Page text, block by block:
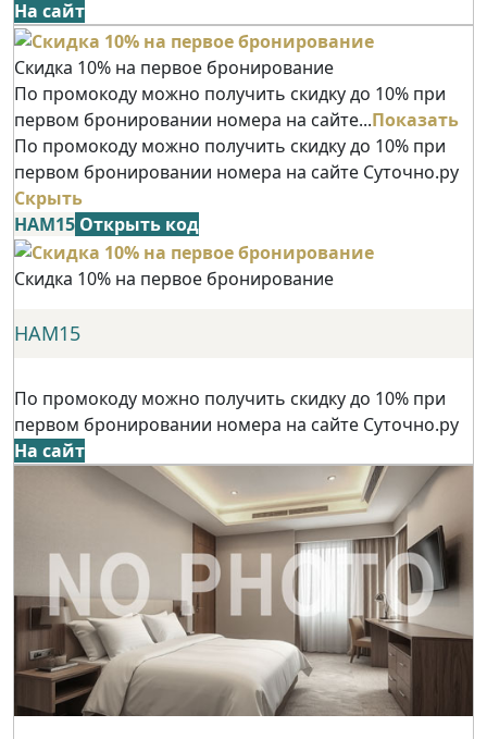
На сайт
Скидка 10% на первое бронирование
По промокоду можно получить скидку до 10% при
первом бронировании номера на сайте...Показать
По промокоду можно получить скидку до 10% при
первом бронировании номера на сайте Суточно.ру
Скрыть
НАМ15 Открыть код
Скидка 10% на первое бронирование
НАМ15
По промокоду можно получить скидку до 10% при
первом бронировании номера на сайте Суточно.ру
На сайт